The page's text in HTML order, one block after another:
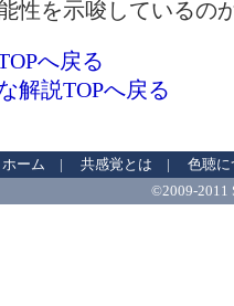
性を示唆しているの
へ戻る
解説TOPへ戻る
ホーム 共感覚とは
色聴に
©2009-2011